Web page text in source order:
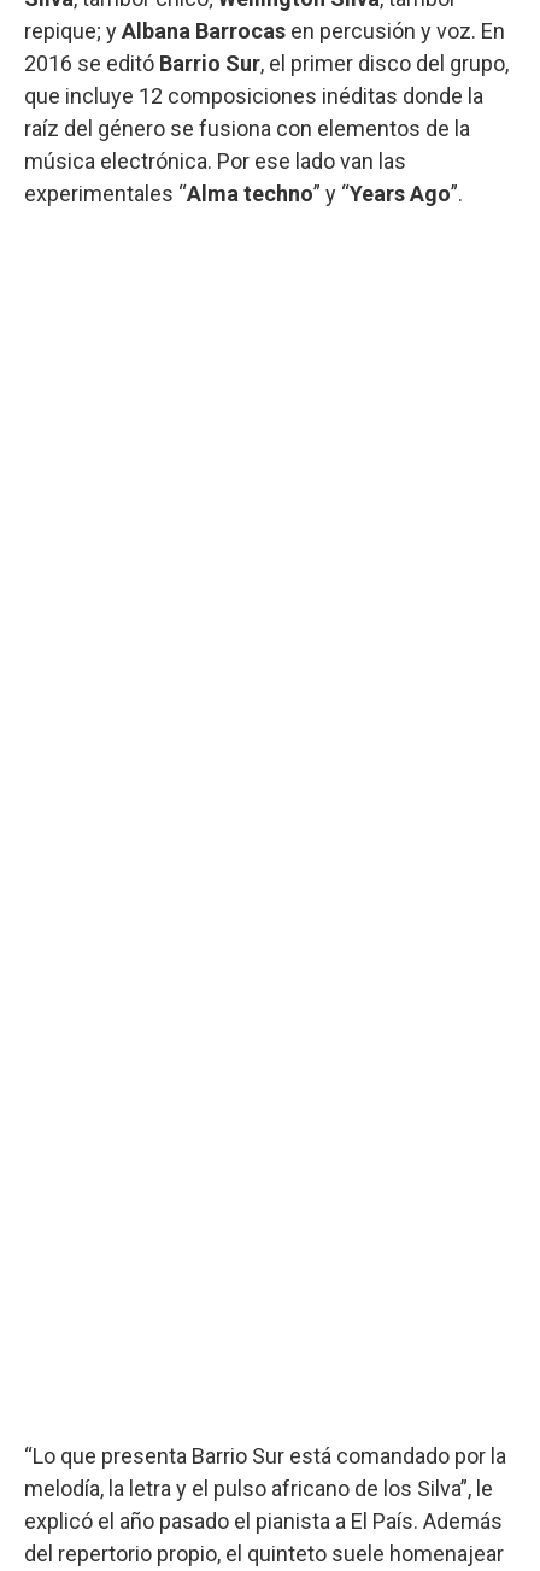
repique; yAlbana Barrocas en percusión y voz. En
2016 se editó Barrio Sur, el primer disco del grupo,
que incluye 12 composiciones inéditas donde la
raíz del género se fusiona con elementos de la
música electrónica. Por ese lado van las
experimentales “Alma techno” y “Years Ago”.
“Lo que presenta Barrio Sur está comandado por la
melodía, la letra y el pulso africano de los Silva”, le
explicó el año pasado el pianista a El País. Además
del repertorio propio, el quinteto suele homenajear